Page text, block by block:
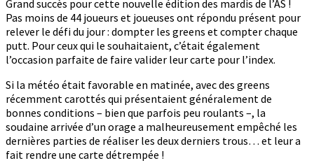
Grand succès pour cette nouvelle édition des mardis de l’AS !
Pas moins de 44 joueurs et joueuses ont répondu présent pour
relever le défi du jour : dompter les greens et compter chaque
putt. Pour ceux qui le souhaitaient, c’était également
l’occasion parfaite de faire valider leur carte pour l’index.
Si la météo était favorable en matinée, avec des greens
récemment carottés qui présentaient généralement de
bonnes conditions – bien que parfois peu roulants –, la
soudaine arrivée d’un orage a malheureusement empêché les
dernières parties de réaliser les deux derniers trous… et leur a
fait rendre une carte détrempée !